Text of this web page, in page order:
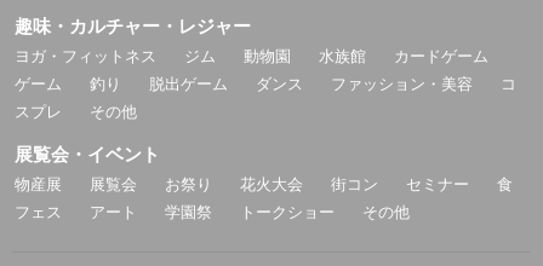
趣味・カルチャー・レジャー
ヨガ・フィットネス ジム 動物園 水族館
カードゲーム
ゲーム
釣り 脱出ゲーム ダンス ファッション・美容
コ
スプレ
その他
展覧会・イベント
物産展 展覧会 お祭り 花火大会 街コン セミナー
食
フェス
アート 学園祭 トークショー その他